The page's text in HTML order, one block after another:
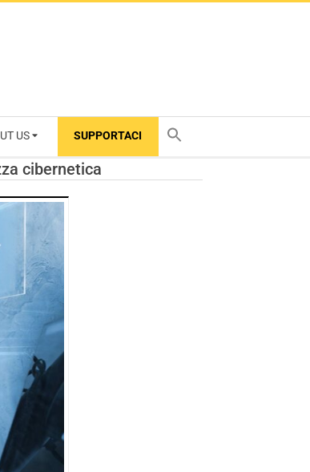
US SUPPORTACI
cibernetica